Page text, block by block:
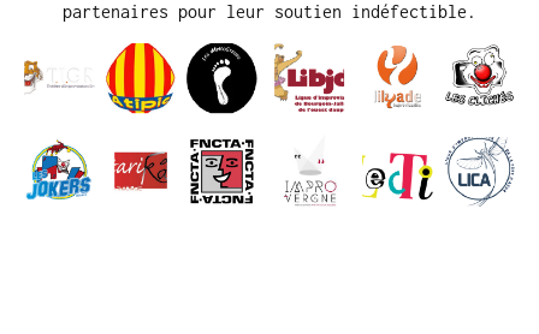
partenaires pour leur soutien indéfectible.